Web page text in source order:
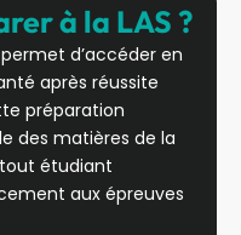
à la LAS ?
d’accéder en
après réussite
préparation
des matières de la
étudiant
aux épreuves